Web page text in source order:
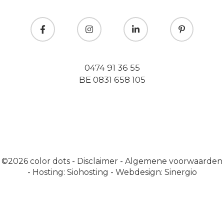
0474 91 36 55
BE 0831 658 105
©2026 color dots - Disclaimer - Algemene voorwaarden
- Hosting: Siohosting - Webdesign: Sinergio